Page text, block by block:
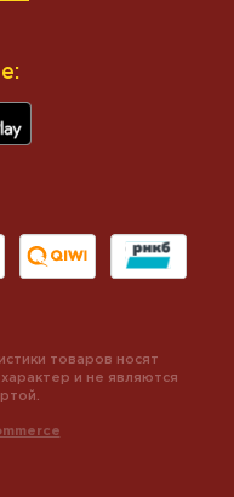
товаров носят
и не являются